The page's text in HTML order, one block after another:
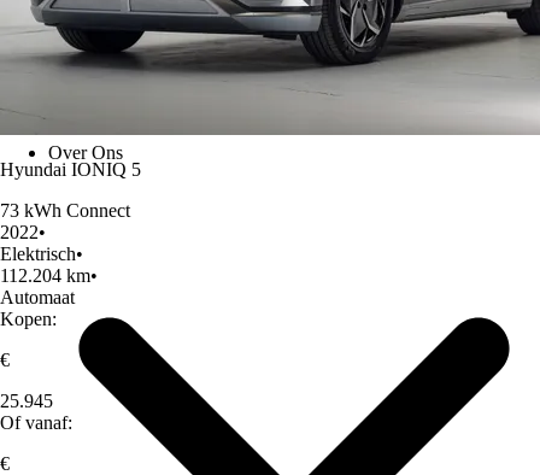
Over Ons
Hyundai IONIQ 5
73 kWh Connect
2022•
Elektrisch•
112.204 km•
Automaat
Kopen:
€
25.945
Of vanaf:
€